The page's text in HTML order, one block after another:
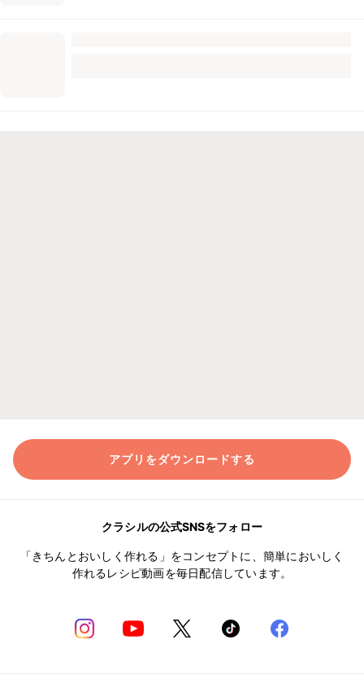
アプリをダウンロードする
クラシルの公式SNSをフォロー
「きちんとおいしく作れる」をコンセプトに、簡単においしく
作れるレシピ動画を毎日配信しています。